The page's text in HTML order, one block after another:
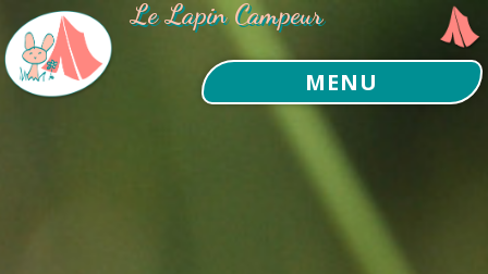
Le Lapin Campeur
MENU